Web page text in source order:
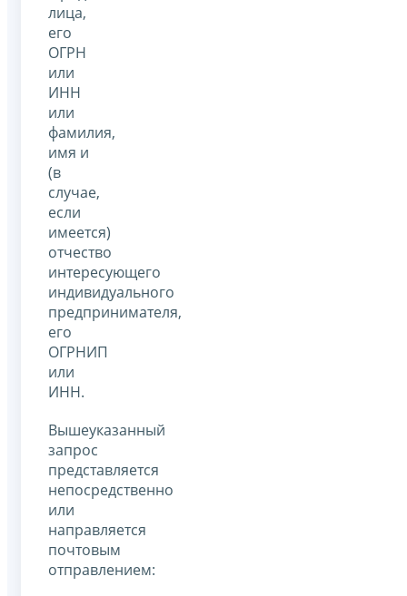
лица,
его
ОГРН
или
ИНН
или
фамилия,
имя и
(в
случае,
если
имеется)
отчество
интересующего
индивидуального
предпринимателя,
его
ОГРНИП
или
ИНН.
Вышеуказанный
запрос
представляется
непосредственно
или
направляется
почтовым
отправлением: